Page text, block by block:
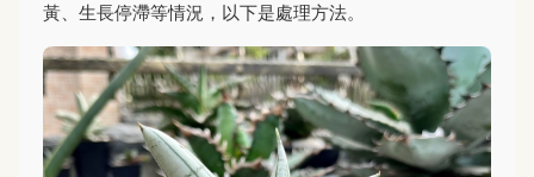
黃、生長停滯等情況，以下是處理方法。